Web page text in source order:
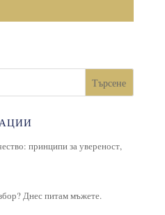
Търсене
принципи за увереност,
Днес питам мъжете.